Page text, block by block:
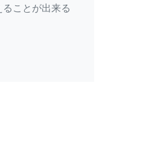
ことが出来る